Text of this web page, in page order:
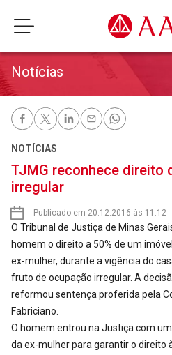
Notícias
NOTÍCIAS
TJMG reconhece direito
irregular
Publicado em 20.12.2016 às 11:12
O Tribunal de Justiça de Minas
homem o direito a 50% de um
ex-mulher, durante a vigência do
fruto de ocupação irregular. A
reformou sentença proferida pela
Fabriciano.
O homem entrou na Justiça com
da ex-mulher para garantir o direito